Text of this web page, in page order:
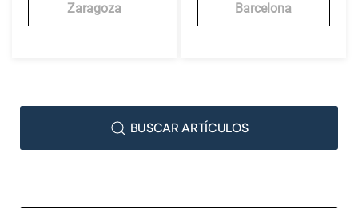
Zaragoza Barcelona
BUSCAR ARTÍCULOS